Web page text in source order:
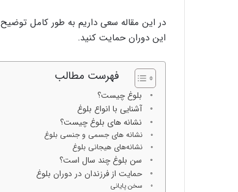
در این مقاله سعی داریم به طور کامل
این دوران حمایت کنید.
فهرست مطالب
بلوغ چیست؟
آشنایی با انواع بلوغ
نشانه های بلوغ چیست؟
نشانه های جسمی و جنسی بلوغ
نشانه‌های هیجانی بلوغ
سن بلوغ چند سال است؟
حمایت از فرزندان در دوران بلوغ
سخن پایانی